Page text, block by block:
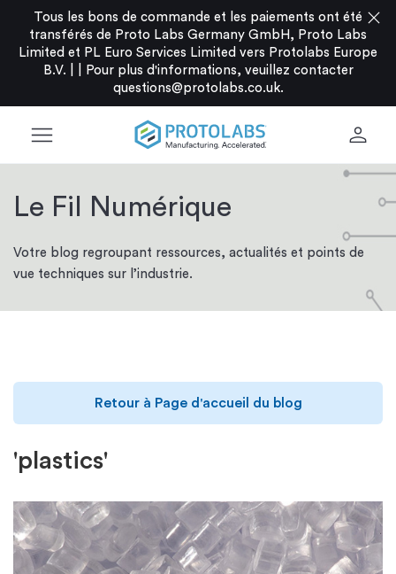
Tous les bons de commande et les paiements ont été
transférés de Proto Labs Germany GmbH, Proto Labs
Limited et PL Euro Services Limited vers Protolabs Europe
B.V. |
Pour plus d'informations, veuillez contacter
questions@protolabs.co.uk.
close
menu person
Le Fil Numérique
Votre blog regroupant ressources, actualités et points de
vue techniques sur l’industrie.
'plastics'
Retour à Page d'accueil du blog